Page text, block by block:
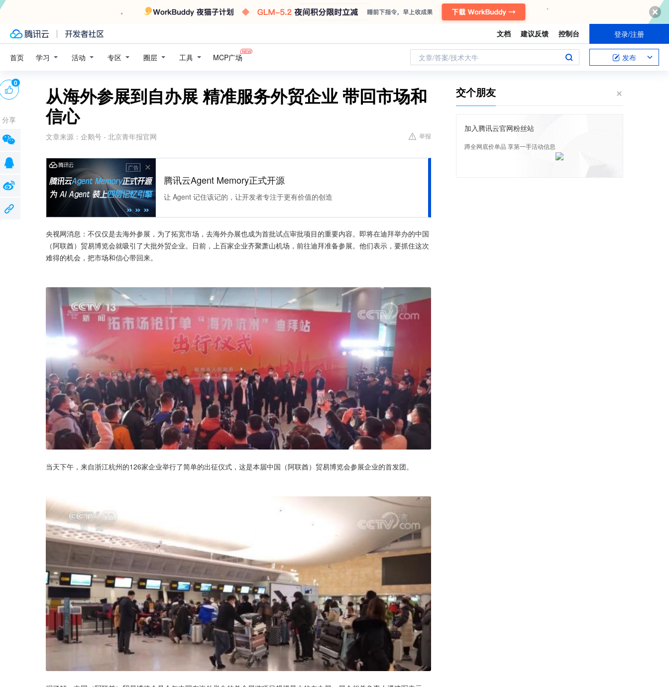
文档 建议反馈 控制台 登录/注册
首页 学习 活动 专区 圈层 工具 MCP广场 文章/答案/技术大牛 发布
从海外参展到自办展 精准服务外贸企业 带回市场和
信心
文章来源： 企鹅号 - 北京青年报官网 举报
广告
腾讯云Agent Memory正式开源
让 Agent 记住该记的，让开发者专注于更有价值的创造
央视网消息：不仅仅是去海外参展，为了拓宽市场，去海外办展也成为首批试点审批项目的重要内容。即将在迪拜举办的中国
（阿联酋）贸易博览会就吸引了大批外贸企业。日前，上百家企业齐聚萧山机场，前往迪拜准备参展。他们表示，要抓住这次
难得的机会，把市场和信心带回来。
当天下午，来自浙江杭州的126家企业举行了简单的出征仪式，这是本届中国（阿联酋）贸易博览会参展企业的首发团。
0
分享
交个朋友
加入腾讯云官网粉丝站
蹲全网底价单品 享第一手活动信息